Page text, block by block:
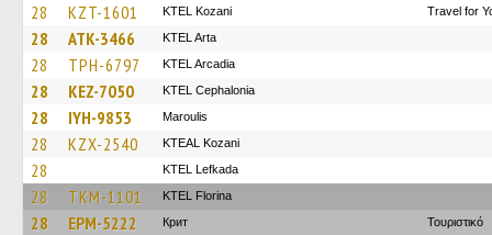
28 KZT-1601 ΚΤΕL Kozani Travel for
28 ATK-3466 KTEL Arta
28 TPH-6797 KTEL Arcadia
28 KEZ-7050 KTEL Cephalonia
28 IYH-9853 Maroulis
28 KZX-2540 KTEAL Kozani
28 KTEL Lefkada
28 TKM-1101 KTEL Florina
28 EPM-5222 Крит Τουριστικό